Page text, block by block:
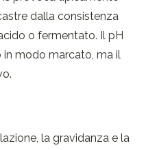
dalla consistenza
o fermentato. Il pH
modo marcato, ma il
la gravidanza e la